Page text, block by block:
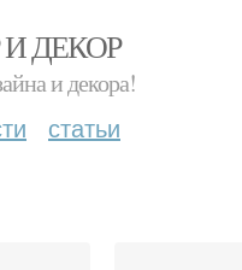
ДЕКОР
и декора!
статьи